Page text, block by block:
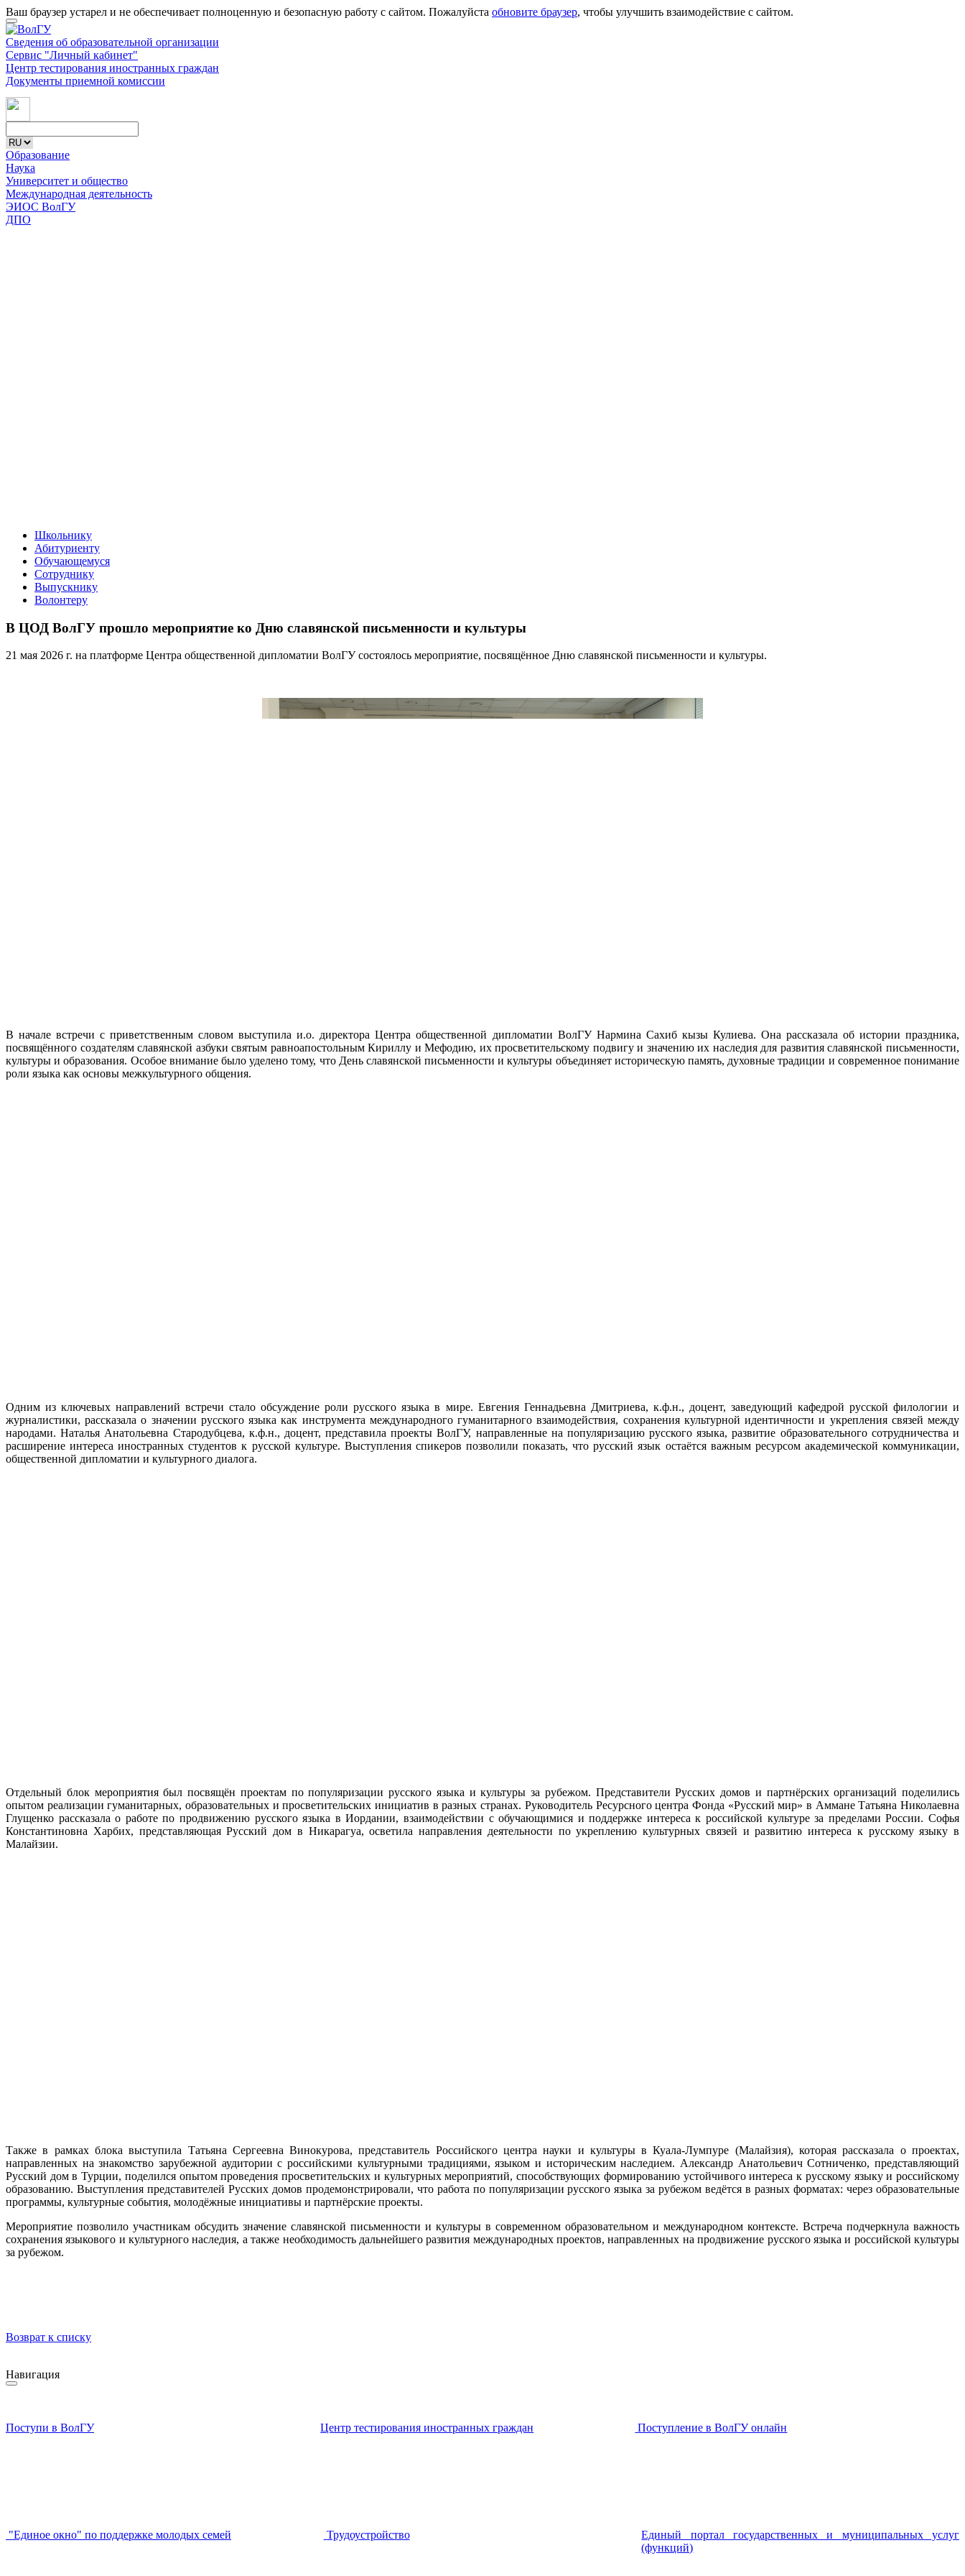
Ваш браузер устарел и не обеспечивает полноценную и безопасную работу с сайтом. Пожалуйста обновите браузер, чтобы улучшить взаимодействие с сайтом.
Сведения об образовательной организации
Сервис "Личный кабинет"
Центр тестирования иностранных граждан
Документы приемной комиссии
Образование
Наука
Университет и общество
Международная деятельность
ЭИОС ВолГУ
ДПО
Школьнику
Абитуриенту
Обучающемуся
Сотруднику
Выпускнику
Волонтеру
В ЦОД ВолГУ прошло мероприятие ко Дню славянской письменности и культуры
21 мая 2026 г. на платформе Центра общественной дипломатии ВолГУ состоялось мероприятие, посвящённое Дню славянской письменности и культуры.
В начале встречи с приветственным словом выступила и.о. директора Центра общественной дипломатии ВолГУ Нармина Сахиб кызы Кулиева. Она рассказала об истории праздника,
посвящённого создателям славянской азбуки святым равноапостольным Кириллу и Мефодию, их просветительскому подвигу и значению их наследия для развития славянской письменности,
культуры и образования. Особое внимание было уделено тому, что День славянской письменности и культуры объединяет историческую память, духовные традиции и современное понимание
роли языка как основы межкультурного общения.
Одним из ключевых направлений встречи стало обсуждение роли русского языка в мире. Евгения Геннадьевна Дмитриева, к.ф.н., доцент, заведующий кафедрой русской филологии и
журналистики, рассказала о значении русского языка как инструмента международного гуманитарного взаимодействия, сохранения культурной идентичности и укрепления связей между
народами. Наталья Анатольевна Стародубцева, к.ф.н., доцент, представила проекты ВолГУ, направленные на популяризацию русского языка, развитие образовательного сотрудничества и
расширение интереса иностранных студентов к русской культуре. Выступления спикеров позволили показать, что русский язык остаётся важным ресурсом академической коммуникации,
общественной дипломатии и культурного диалога.
Отдельный блок мероприятия был посвящён проектам по популяризации русского языка и культуры за рубежом. Представители Русских домов и партнёрских организаций поделились
опытом реализации гуманитарных, образовательных и просветительских инициатив в разных странах. Руководитель Ресурсного центра Фонда «Русский мир» в Аммане Татьяна Николаевна
Глущенко рассказала о работе по продвижению русского языка в Иордании, взаимодействии с обучающимися и поддержке интереса к российской культуре за пределами России. Софья
Константиновна Харбих, представляющая Русский дом в Никарагуа, осветила направления деятельности по укреплению культурных связей и развитию интереса к русскому языку в
Малайзии.
Также в рамках блока выступила Татьяна Сергеевна Винокурова, представитель Российского центра науки и культуры в Куала-Лумпуре (Малайзия), которая рассказала о проектах,
направленных на знакомство зарубежной аудитории с российскими культурными традициями, языком и историческим наследием. Александр Анатольевич Сотниченко, представляющий
Русский дом в Турции, поделился опытом проведения просветительских и культурных мероприятий, способствующих формированию устойчивого интереса к русскому языку и российскому
образованию. Выступления представителей Русских домов продемонстрировали, что работа по популяризации русского языка за рубежом ведётся в разных форматах: через образовательные
программы, культурные события, молодёжные инициативы и партнёрские проекты.
Мероприятие позволило участникам обсудить значение славянской письменности и культуры в современном образовательном и международном контексте. Встреча подчеркнула важность
сохранения языкового и культурного наследия, а также необходимость дальнейшего развития международных проектов, направленных на продвижение русского языка и российской культуры
за рубежом.
Возврат к списку
Навигация
Поступи в ВолГУ Центр тестирования иностранных граждан Поступление в ВолГУ онлайн
"Единое окно" по поддержке молодых семей Трудоустройство
Единый портал государственных и муниципальных услуг
(функций)